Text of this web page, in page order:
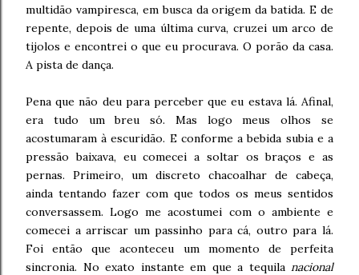
multidão vampiresca, em busca da origem da batida. E de
repente, depois de uma última curva, cruzei um arco de
tijolos e encontrei o que eu procurava. O porão da casa.
A pista de dança.
Pena que não deu para perceber que eu estava lá. Afinal,
era tudo um breu só. Mas logo meus olhos se
acostumaram à escuridão. E conforme a bebida subia e a
pressão baixava, eu comecei a soltar os braços e as
pernas. Primeiro, um discreto chacoalhar de cabeça,
ainda tentando fazer com que todos os meus sentidos
conversassem. Logo me acostumei com o ambiente e
comecei a arriscar um passinho para cá, outro para lá.
Foi então que aconteceu um momento de perfeita
sincronia. No exato instante em que a tequila nacional